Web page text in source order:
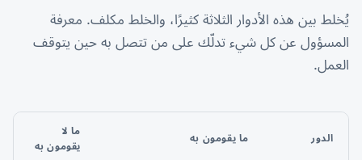
يُخلط بين هذه الأدوار الثلاثة كثيرًا، والخلط مكلف. معرفة
المسؤول عن كل شيء تدلّك على من تتصل به حين يتوقف
العمل.
الدور ما يقومون به
ما لا
يقومون به